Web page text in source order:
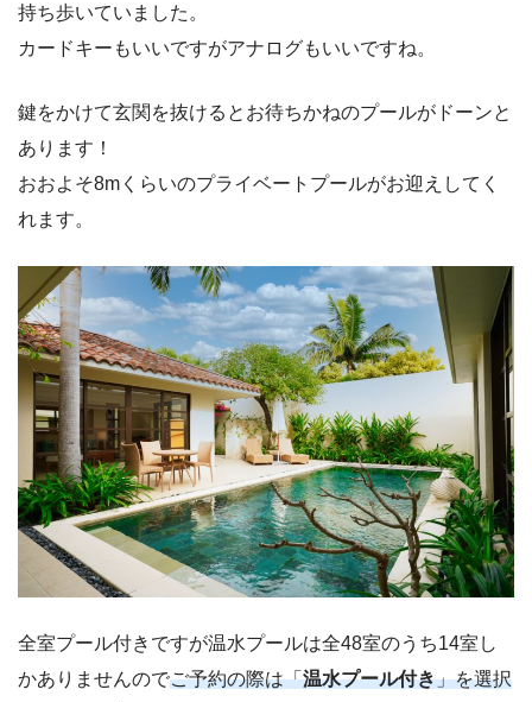
持ち歩いていました。
カードキーもいいですがアナログもいいですね。
鍵をかけて玄関を抜けるとお待ちかねのプールがドーンと
あります！
おおよそ8mくらいのプライベートプールがお迎えしてく
れます。
全室プール付きですが温水プールは全48室のうち14室し
かありませんのでご予約の際は「温水プール付き」を選択